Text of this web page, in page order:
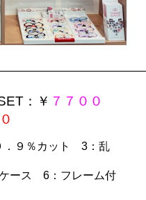
：￥ ７７００
．９％カット 3：乱
ース 6：フレーム付